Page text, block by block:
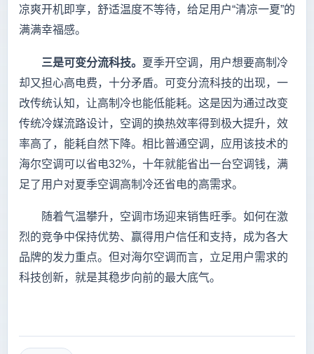
凉爽开机即享，舒适温度不等待，给足用户“清凉一夏”的
满满幸福感。
三是可变分流科技。 夏季开空调，用户想要高制冷
却又担心高电费，十分矛盾。可变分流科技的出现，一
改传统认知，让高制冷也能低能耗。这是因为通过改变
传统冷媒流路设计，空调的换热效率得到极大提升，效
率高了，能耗自然下降。相比普通空调，应用该技术的
海尔空调可以省电32%，十年就能省出一台空调钱，满
足了用户对夏季空调高制冷还省电的高需求。
随着气温攀升，空调市场迎来销售旺季。如何在激
烈的竞争中保持优势、赢得用户信任和支持，成为各大
品牌的发力重点。但对海尔空调而言，立足用户需求的
科技创新，就是其稳步向前的最大底气。